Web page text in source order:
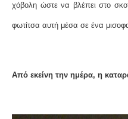
χόβολη ώστε να βλέπει στο
φωτίτσα αυτή μέσα σε ένα
Από εκείνη την ημέρα, η